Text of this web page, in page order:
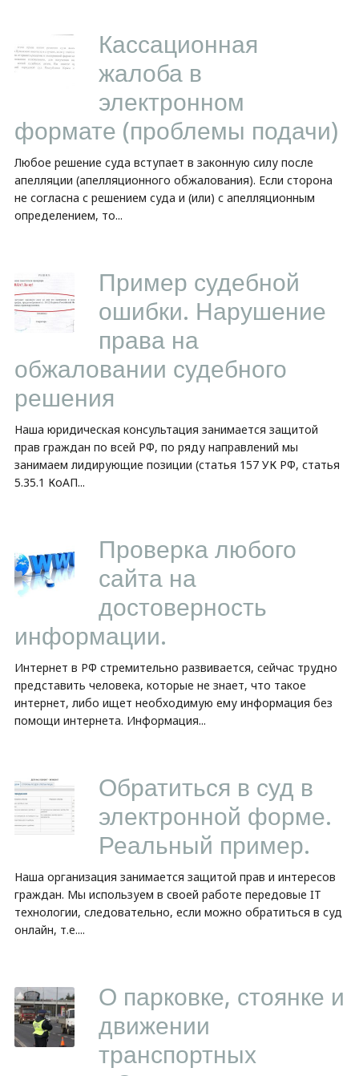
Кассационная
жалоба в
электронном
формате (проблемы подачи)
Любое решение суда вступает в законную силу после
апелляции (апелляционного обжалования). Если сторона
не согласна с решением суда и (или) с апелляционным
определением, то...
Пример судебной
ошибки. Нарушение
права на
обжаловании судебного
решения
Наша юридическая консультация занимается защитой
прав граждан по всей РФ, по ряду направлений мы
занимаем лидирующие позиции (статья 157 УК РФ, статья
5.35.1 КоАП...
Проверка любого
сайта на
достоверность
информации.
Интернет в РФ стремительно развивается, сейчас трудно
представить человека, которые не знает, что такое
интернет, либо ищет необходимую ему информация без
помощи интернета. Информация...
Обратиться в суд в
электронной форме.
Реальный пример.
Наша организация занимается защитой прав и интересов
граждан. Мы используем в своей работе передовые IT
технологии, следовательно, если можно обратиться в суд
онлайн, т.е....
О парковке, стоянке и
движении
транспортных